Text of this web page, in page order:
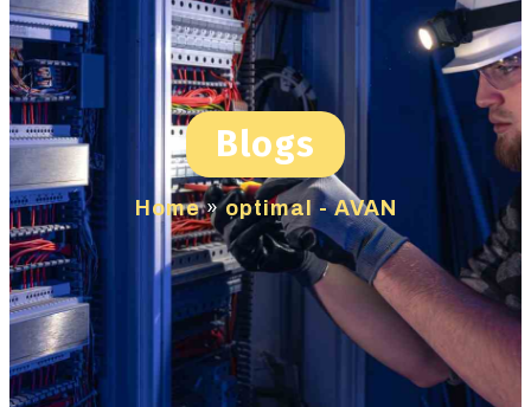
Blogs
Home»optimal - AVAN